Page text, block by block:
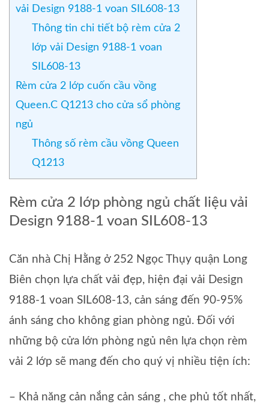
vải Design 9188-1 voan SIL608-13
Thông tin chi tiết bộ rèm cửa 2
lớp vải Design 9188-1 voan
SIL608-13
Rèm cửa 2 lớp cuốn cầu vồng
Queen.C Q1213 cho cửa sổ phòng
ngủ
Thông số rèm cầu vồng Queen
Q1213
Rèm cửa 2 lớp phòng ngủ chất liệu vải
Design 9188-1 voan SIL608-13
Căn nhà Chị Hằng ở 252 Ngọc Thụy quận Long
Biên chọn lựa chất vải đẹp, hiện đại vải Design
9188-1 voan SIL608-13, cản sáng đến 90-95%
ánh sáng cho không gian phòng ngủ. Đối với
những bộ cửa lớn phòng ngủ nên lựa chọn rèm
vải 2 lớp sẽ mang đến cho quý vị nhiều tiện ích:
– Khả năng cản nắng cản sáng , che phủ tốt nhất,